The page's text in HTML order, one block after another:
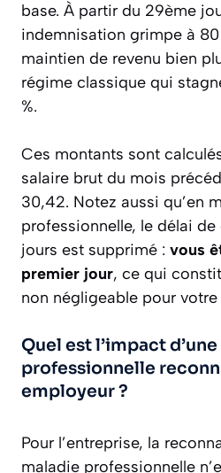
base. À partir du 29ème
indemnisation grimpe à
maintien de revenu bien
régime classique qui
%.
Ces montants sont
salaire brut du mois
30,42. Notez aussi qu’en
professionnelle, le délai
jours est supprimé : vous
premier jour, ce qui
non négligeable pour
Quel est l’impact
professionnelle
employeur ?
Pour l’entreprise, la
maladie professionnelle